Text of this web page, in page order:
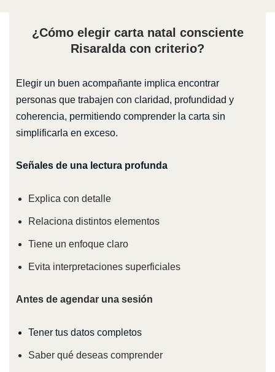
¿Cómo elegir carta natal consciente
Risaralda con criterio?
Elegir un buen acompañante implica encontrar
personas que trabajen con claridad, profundidad y
coherencia, permitiendo comprender la carta sin
simplificarla en exceso.
Señales de una lectura profunda
Explica con detalle
Relaciona distintos elementos
Tiene un enfoque claro
Evita interpretaciones superficiales
Antes de agendar una sesión
Tener tus datos completos
Saber qué deseas comprender